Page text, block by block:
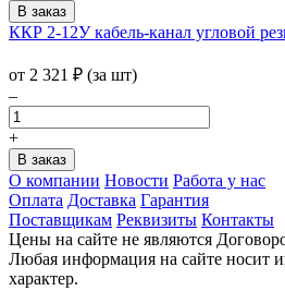
ККР 2-12У кабель-канал угловой
от 2 321 ₽ (за шт)
–
+
О компании Новости Работа у нас
Оплата Доставка Гарантия
Поставщикам Реквизиты Контакты
Цены на сайте не являются
Любая информация на сайте носит
характер.